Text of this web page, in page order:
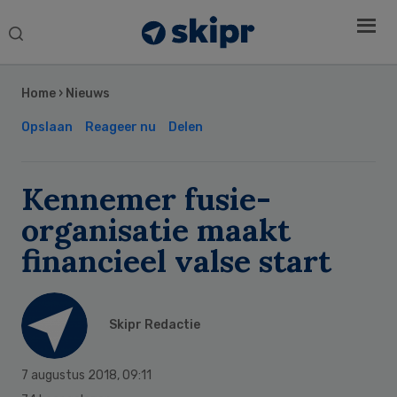
Search
Home › Nieuws
Opslaan Reageer nu Delen
Kennemer fusie-
organisatie maakt
financieel valse start
Skipr Redactie
7 augustus 2018, 09:11
Sidebar